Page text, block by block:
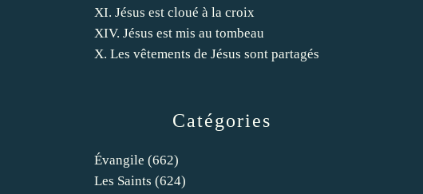
Catégories
Évangile (662)
Les Saints (624)
XI. Jésus est cloué à la croix
XIV. Jésus est mis au tombeau
X. Les vêtements de Jésus sont partagés